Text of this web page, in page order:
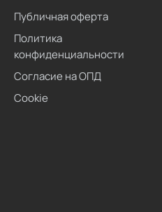
Публичная оферта
Политика
конфиденциальности
Согласие на ОПД
Cookie